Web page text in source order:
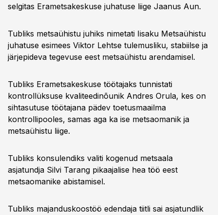
selgitas Erametsakeskuse juhatuse liige Jaanus Aun.
Tubliks metsaühistu juhiks nimetati Iisaku Metsaühistu
juhatuse esimees Viktor Lehtse tulemusliku, stabiilse ja
järjepideva tegevuse eest metsaühistu arendamisel.
Tubliks Erametsakeskuse töötajaks tunnistati
kontrollüksuse kvaliteedinõunik Andres Orula, kes on
sihtasutuse töötajana pädev toetusmaailma
kontrollipooles, samas aga ka ise metsaomanik ja
metsaühistu liige.
Tubliks konsulendiks valiti kogenud metsaala
asjatundja Silvi Tarang pikaajalise hea töö eest
metsaomanike abistamisel.
Tubliks majanduskoostöö edendaja tiitli sai asjatundlik